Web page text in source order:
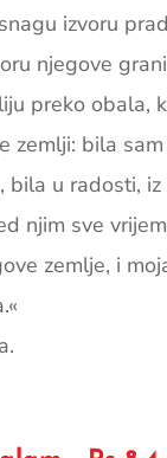
izvoru
njegove
preko obala,
zemlji: bila
bila u radosti, iz
njim sve
zemlje, i